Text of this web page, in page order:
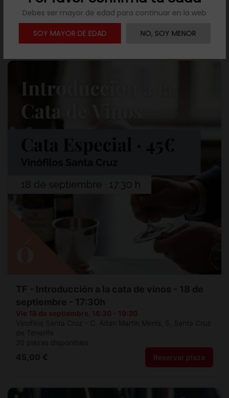
Debes ser mayor de edad para continuar en la web
SOY MAYOR DE EDAD
NO, SOY MENOR